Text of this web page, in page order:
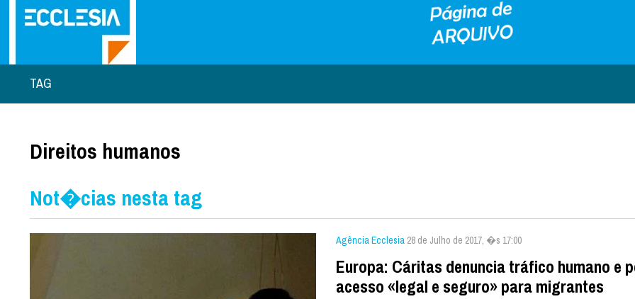
TAG
Direitos humanos
Not�cias nesta tag
Agência Ecclesia 28 de Julho de 2017, �s 17:00
Europa: Cáritas denuncia tráfico humano e
acesso «legal e seguro» para migrantes